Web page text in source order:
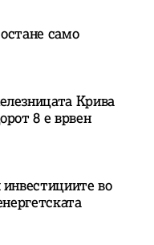
само
Крива
8 е врвен
во